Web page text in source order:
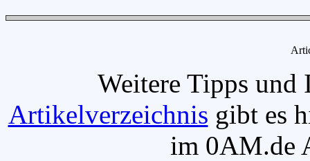
Weitere Tipps und
Artikelverzeichnis gibt es
im 0AM.de